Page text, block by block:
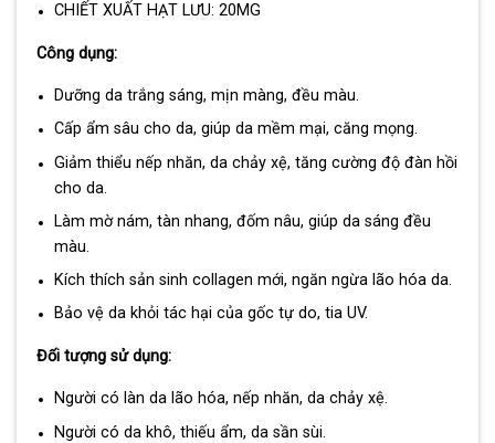
CHIẾT XUẤT HẠT LƯU: 20MG
Công dụng:
Dưỡng da trắng sáng, mịn màng, đều màu.
Cấp ẩm sâu cho da, giúp da mềm mại, căng mọng.
Giảm thiểu nếp nhăn, da chảy xệ, tăng cường độ đàn hồi
cho da.
Làm mờ nám, tàn nhang, đốm nâu, giúp da sáng đều
màu.
Kích thích sản sinh collagen mới, ngăn ngừa lão hóa da.
Bảo vệ da khỏi tác hại của gốc tự do, tia UV.
Đối tượng sử dụng:
Người có làn da lão hóa, nếp nhăn, da chảy xệ.
Người có da khô, thiếu ẩm, da sần sùi.